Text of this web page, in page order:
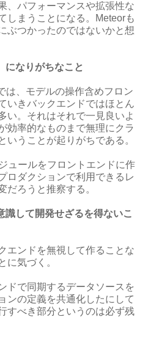
、パフォーマンスや拡張性な
しまうことになる。Meteorも
ぶつかったのではないかと想
になりがちなこと
は、モデルの操作含めフロン
いきバックエンドではほとん
い。それはそれで一見良いよ
効率的なものまで無理にクラ
いうことが起りがちである。
ュールをフロントエンドに作
ロダクションで利用できるレ
だろうと推察する。
識して開発せざるを得ないこ
エンドを無視して作ることな
に気づく。
ドで同期するデータソースを
ンの定義を共通化したにして
すべき部分というのは必ず残